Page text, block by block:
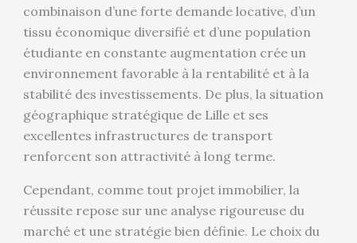
combinaison d’une forte demande locative, d’un
tissu économique diversifié et d’une population
étudiante en constante augmentation crée un
environnement favorable à la rentabilité et à la
stabilité des investissements. De plus, la situation
géographique stratégique de Lille et ses
excellentes infrastructures de transport
renforcent son attractivité à long terme.
Cependant, comme tout projet immobilier, la
réussite repose sur une analyse rigoureuse du
marché et une stratégie bien définie. Le choix du